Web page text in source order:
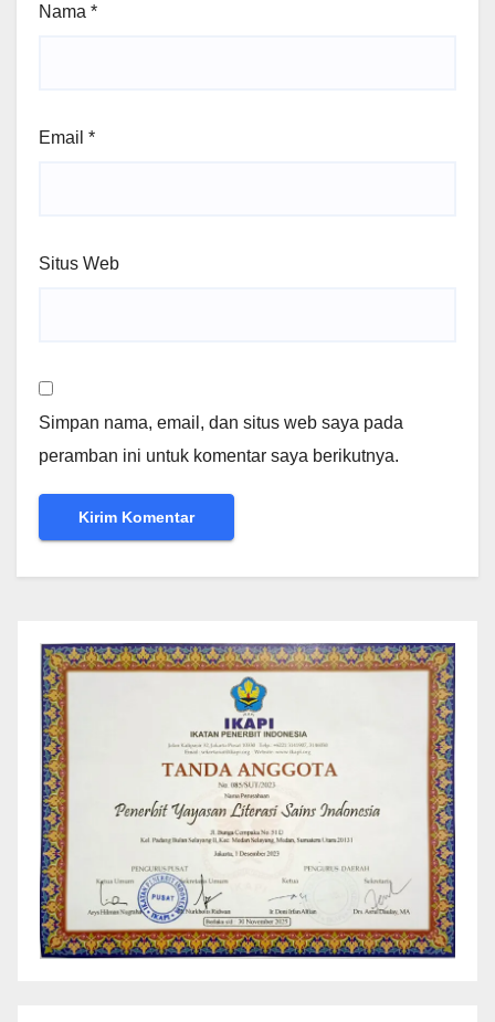
Nama *
Email *
Situs Web
Simpan nama, email, dan situs web saya pada
peramban ini untuk komentar saya berikutnya.